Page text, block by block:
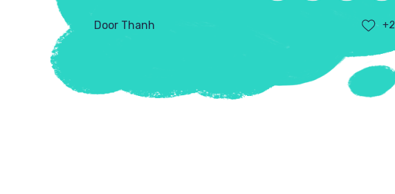
Door Thanh +2